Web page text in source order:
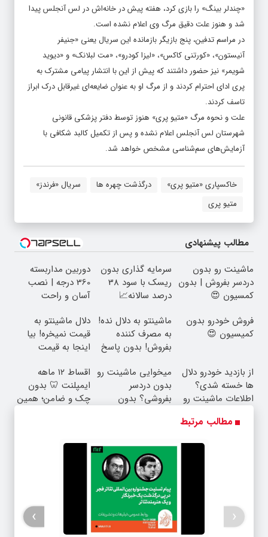
«چندلر بینگ» را بازی کرد، هفته پیش در خانه‌اش در لس آنجلس پیدا
شد و هنوز علت دقیق مرگ وی اعلام نشده است.
در مراسم تدفین، پنج بازیگر بازمانده این سریال یعنی «جنیفر
آنیستون»، «کورتنی کاکس»، «لیزا کودرو»، «مت لبلانک» و «دیوید
شویمر» نیز حضور داشتند که پیش از این با انتشار پیامی مشترک به
پری ادای احترام کردند و از مرگ او به عنوان ضایعه‌ای غیرقابل درک ابراز
تاسف کردند.
علت و نحوه مرگ «متیو پری» هنوز توسط دفتر پزشکی قانونی
شهرستان لس آنجلس اعلام نشده و پس از تکمیل کالبد شکافی با
آزمایش‌های سم‌شناسی مشخص خواهد شد.
خاکسپاری «متیو پری» درگذشت چهره ها
سریال «فرندز»
متیو پری
مطالب پیشنهادی
ماشینت رو بدون
دردسر بفروش | بدون
کمسیون 😍
سرمایه گذاری بدون
ریسک با سود 38
درصد سالانه📈
دوربین مداربسته
360 درجه | نصب
آسان و راحت
فروش خودرو بدون
کمیسیون 😍
ماشینتو به دلال نده!
به مصرف کننده
بفروش! بدون پاسخ
دلال ماشینتو به
قیمت نمیخره! بیا
اینجا به قیمت
واقعی*
از بازدید خودرو دلال
ها خسته شدی؟
اطلاعات ماشینت رو
میخوایی ماشینت رو
بدون دردسر
بفروشی؟ بدون
اقساط ۱۲ ماهه
ایمپلنت 🦷 بدون
چک و ضامن؛ همین
مطالب مرتبط
‹
›